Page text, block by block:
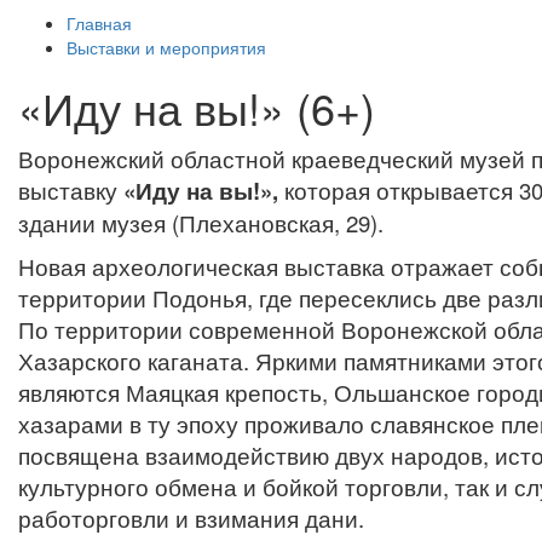
Главная
Выставки и мероприятия
«Иду на вы!» (6+)
Воронежский областной краеведческий музей
выставку «Иду на вы!», которая открывается
здании музея (Плехановская, 29).
Новая археологическая выставка отражает
территории Подонья, где пересеклись две
По территории современной Воронежской
Хазарского каганата. Яркими памятниками
являются Маяцкая крепость, Ольшанское
хазарами в ту эпоху проживало славянское
посвящена взаимодействию двух народов,
культурного обмена и бойкой торговли, так и
работорговли и взимания дани.